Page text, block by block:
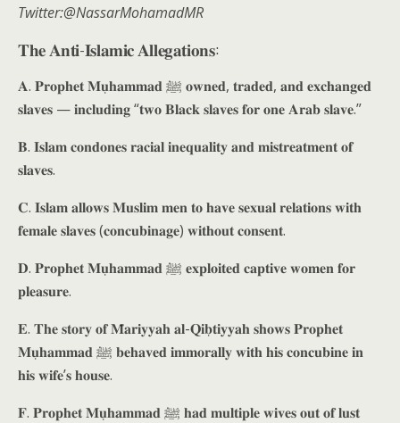
Twitter:@NassarMohamadMR
𝐓𝐡𝐞 𝐀𝐧𝐭𝐢-𝐈𝐬𝐥𝐚𝐦𝐢𝐜 𝐀𝐥𝐥𝐞𝐠𝐚𝐭𝐢𝐨𝐧𝐬:
𝐀. 𝐏𝐫𝐨𝐩𝐡𝐞𝐭 𝐌𝐮𝐡̣𝐚𝐦𝐦𝐚𝐝 ﷺ 𝐨𝐰𝐧𝐞𝐝, 𝐭𝐫𝐚𝐝𝐞𝐝, 𝐚𝐧𝐝 𝐞𝐱𝐜𝐡𝐚𝐧𝐠𝐞𝐝
𝐬𝐥𝐚𝐯𝐞𝐬 — 𝐢𝐧𝐜𝐥𝐮𝐝𝐢𝐧𝐠 “𝐭𝐰𝐨 𝐁𝐥𝐚𝐜𝐤 𝐬𝐥𝐚𝐯𝐞𝐬 𝐟𝐨𝐫 𝐨𝐧𝐞 𝐀𝐫𝐚𝐛 𝐬𝐥𝐚𝐯𝐞.”
𝐁. 𝐈𝐬𝐥𝐚𝐦 𝐜𝐨𝐧𝐝𝐨𝐧𝐞𝐬 𝐫𝐚𝐜𝐢𝐚𝐥 𝐢𝐧𝐞𝐪𝐮𝐚𝐥𝐢𝐭𝐲 𝐚𝐧𝐝 𝐦𝐢𝐬𝐭𝐫𝐞𝐚𝐭𝐦𝐞𝐧𝐭 𝐨𝐟
𝐬𝐥𝐚𝐯𝐞𝐬.
𝐂. 𝐈𝐬𝐥𝐚𝐦 𝐚𝐥𝐥𝐨𝐰𝐬 𝐌𝐮𝐬𝐥𝐢𝐦 𝐦𝐞𝐧 𝐭𝐨 𝐡𝐚𝐯𝐞 𝐬𝐞𝐱𝐮𝐚𝐥 𝐫𝐞𝐥𝐚𝐭𝐢𝐨𝐧𝐬 𝐰𝐢𝐭𝐡
𝐟𝐞𝐦𝐚𝐥𝐞 𝐬𝐥𝐚𝐯𝐞𝐬 (𝐜𝐨𝐧𝐜𝐮𝐛𝐢𝐧𝐚𝐠𝐞) 𝐰𝐢𝐭𝐡𝐨𝐮𝐭 𝐜𝐨𝐧𝐬𝐞𝐧𝐭.
𝐃. 𝐏𝐫𝐨𝐩𝐡𝐞𝐭 𝐌𝐮𝐡̣𝐚𝐦𝐦𝐚𝐝 ﷺ 𝐞𝐱𝐩𝐥𝐨𝐢𝐭𝐞𝐝 𝐜𝐚𝐩𝐭𝐢𝐯𝐞 𝐰𝐨𝐦𝐞𝐧 𝐟𝐨𝐫
𝐩𝐥𝐞𝐚𝐬𝐮𝐫𝐞.
𝐄. 𝐓𝐡𝐞 𝐬𝐭𝐨𝐫𝐲 𝐨𝐟 𝐌𝐚̄𝐫𝐢𝐲𝐲𝐚𝐡 𝐚𝐥-𝐐𝐢𝐛𝐭̣𝐢𝐲𝐲𝐚𝐡 𝐬𝐡𝐨𝐰𝐬 𝐏𝐫𝐨𝐩𝐡𝐞𝐭
𝐌𝐮𝐡̣𝐚𝐦𝐦𝐚𝐝 ﷺ 𝐛𝐞𝐡𝐚𝐯𝐞𝐝 𝐢𝐦𝐦𝐨𝐫𝐚𝐥𝐥𝐲 𝐰𝐢𝐭𝐡 𝐡𝐢𝐬 𝐜𝐨𝐧𝐜𝐮𝐛𝐢𝐧𝐞 𝐢𝐧
𝐡𝐢𝐬 𝐰𝐢𝐟𝐞’𝐬 𝐡𝐨𝐮𝐬𝐞.
𝐅. 𝐏𝐫𝐨𝐩𝐡𝐞𝐭 𝐌𝐮𝐡̣𝐚𝐦𝐦𝐚𝐝 ﷺ 𝐡𝐚𝐝 𝐦𝐮𝐥𝐭𝐢𝐩𝐥𝐞 𝐰𝐢𝐯𝐞𝐬 𝐨𝐮𝐭 𝐨𝐟 𝐥𝐮𝐬𝐭